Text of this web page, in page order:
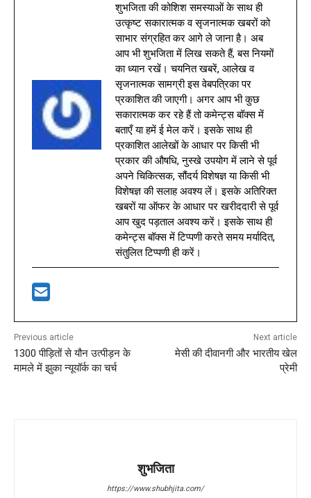
शुभजिता की कोशिश समस्याओं के साथ ही
उत्कृष्ट सकारात्मक व सृजनात्मक खबरों को
साभार संग्रहित कर आगे ले जाना है। अब
आप भी शुभजिता में लिख सकते हैं, बस नियमों
का ध्यान रखें। चयनित खबरें, आलेख व
सृजनात्मक सामग्री इस वेबपत्रिका पर
प्रकाशित की जाएगी। अगर आप भी कुछ
सकारात्मक कर रहे हैं तो कमेन्ट्स बॉक्स में
बताएँ या हमें ई मेल करें। इसके साथ ही
प्रकाशित आलेखों के आधार पर किसी भी
प्रकार की औषधि, नुस्खे उपयोग में लाने से पूर्व
अपने चिकित्सक, सौंदर्य विशेषज्ञ या किसी भी
विशेषज्ञ की सलाह अवश्य लें। इसके अतिरिक्त
खबरों या ऑफर के आधार पर खरीददारी से पूर्व
आप खुद पड़ताल अवश्य करें। इसके साथ ही
कमेन्ट्स बॉक्स में टिप्पणी करते समय मर्यादित,
संतुलित टिप्पणी ही करें।
Previous article
1300 पीड़ितों से यौन उत्पीड़न के
मामले में झुका न्यूयॉर्क का चर्च
Next article
मेसी की दीवानगी और भारतीय खेल
प्रेमी
शुभजिता
https://www.shubhjita.com/